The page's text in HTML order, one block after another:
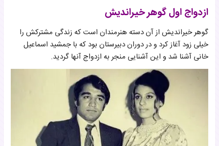
جمشید اسماعیل خانی؛ همسر گوهر خیراندیش
ازدواج اول گوهر خیراندیش
گوهر خیراندیش از آن دسته هنرمندان است که زندگی مشترکش را
خیلی زود آغاز کرد و در دوران دبیرستان بود که با جمشید اسماعیل
خانی آشنا شد و این آشنایی منجر به ازدواج آنها گردید.